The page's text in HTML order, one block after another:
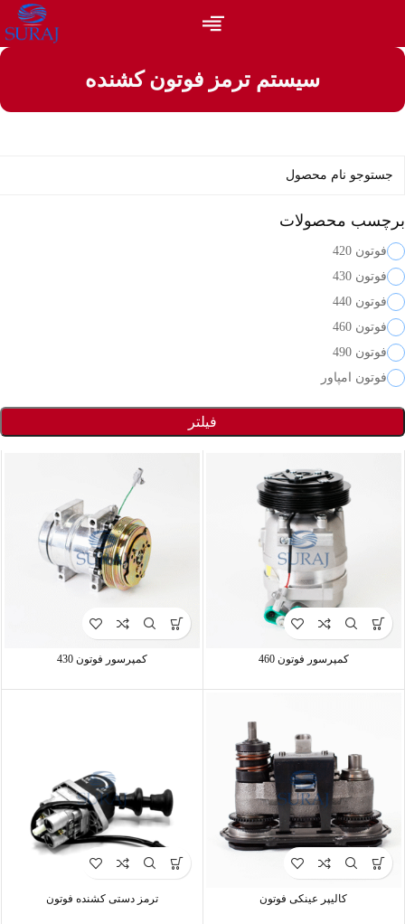
سیستم ترمز فوتون کشنده
برچسب محصولات
فوتون 420
فوتون 430
فوتون 440
فوتون 460
فوتون 490
فوتون امپاور
فیلتر
کمپرسور فوتون 460 کمپرسور فوتون 430
کالیپر عینکی فوتون ترمز دستی کشنده فوتون